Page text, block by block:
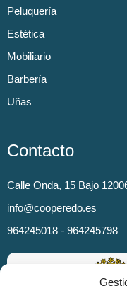
Peluquería
Estética
Mobiliario
Barbería
Uñas
Contacto
Calle Onda, 15 Bajo
info@cooperedo.es
964245018 - 964245798